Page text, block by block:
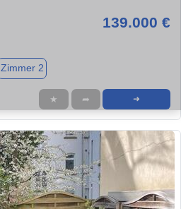
139.000 €
Zimmer 2
★ ➦ ➜